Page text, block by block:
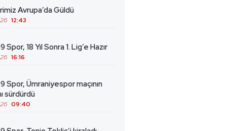
Avrupa’da Güldü
12:43
Spor, 18 Yıl Sonra 1. Lig’e Hazır
16:16
Spor, Ümraniyespor maçının
sürdürdü
09:40